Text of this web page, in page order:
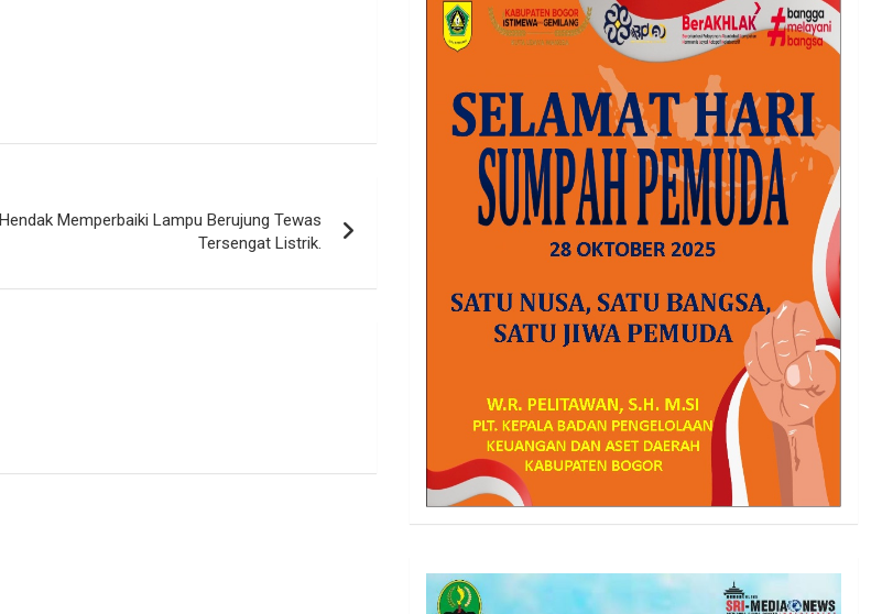
Hendak Memperbaiki Lampu Berujung Tewas
Tersengat Listrik.